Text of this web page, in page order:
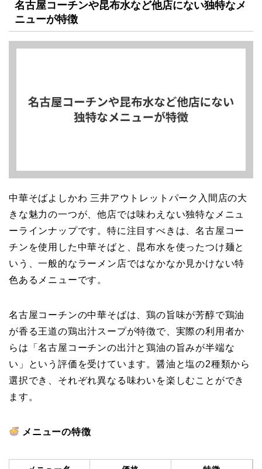
名古屋コーチンや昆布水など他店にない独特なメ
ニューが特徴
中華そばよしかわ 三井アウトレットパーク入間店の大
きな魅力の一つが、他店では味わえない独特なメニュ
ーラインナップです。特に注目すべきは、名古屋コー
チンを使用した中華そばと、昆布水を使ったつけ麺と
いう、一般的なラーメン店ではなかなか見かけない特
色あるメニューです。
名古屋コーチンの中華そばは、鶏の旨味が芳醇で鶏油
が香る王道の鶏出汁スープが特徴で、実際の利用者か
らは「名古屋コーチンの出汁と鶏油の旨みが半端な
い」という評価を受けています。醤油と塩の2種類から
選択でき、それぞれ異なる味わいを楽しむことができ
ます。
メニューの特徴